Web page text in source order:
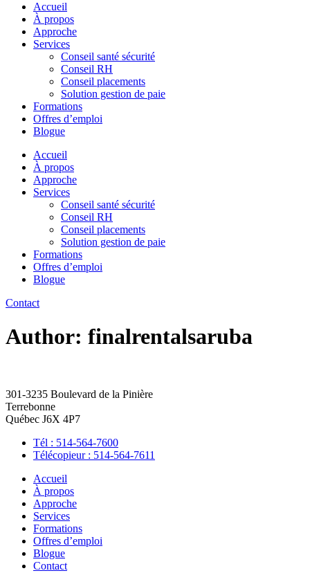
Accueil
À propos
Approche
Services
Conseil santé sécurité
Conseil RH
Conseil placements
Solution gestion de paie
Formations
Offres d’emploi
Blogue
Accueil
À propos
Approche
Services
Conseil santé sécurité
Conseil RH
Conseil placements
Solution gestion de paie
Formations
Offres d’emploi
Blogue
Contact
Author: finalrentalsaruba
301-3235 Boulevard de la Pinière
Terrebonne
Québec J6X 4P7
Tél : 514-564-7600
Télécopieur : 514-564-7611
Accueil
À propos
Approche
Services
Formations
Offres d’emploi
Blogue
Contact